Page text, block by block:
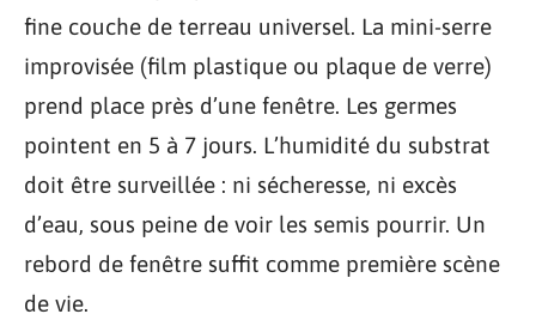
fine couche de terreau universel. La mini-serre
improvisée (film plastique ou plaque de verre)
prend place près d’une fenêtre. Les germes
pointent en 5 à 7 jours. L’humidité du substrat
doit être surveillée : ni sécheresse, ni excès
d’eau, sous peine de voir les semis pourrir. Un
rebord de fenêtre suffit comme première scène
de vie.